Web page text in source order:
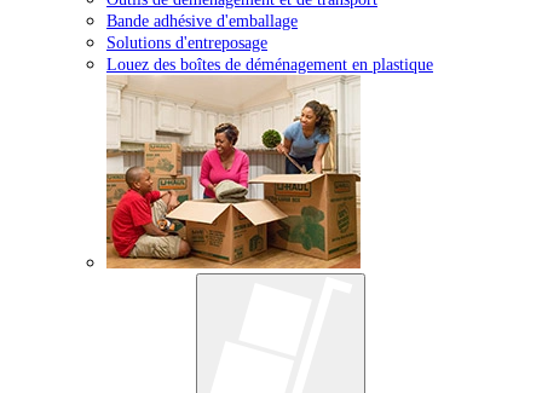
Bande adhésive d'emballage
Solutions d'entreposage
Louez des boîtes de déménagement en plastique